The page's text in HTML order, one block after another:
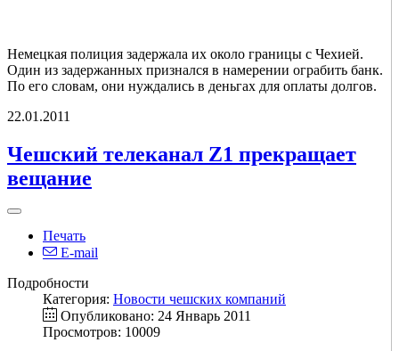
Немецкая полиция задержала их около границы с Чехией.
Один из задержанных признался в намерении ограбить банк.
По его словам, они нуждались в деньгах для оплаты долгов.
22.01.2011
Чешский телеканал Z1 прекращает
вещание
Печать
E-mail
Подробности
Категория: Новости чешских компаний
Опубликовано: 24 Январь 2011
Просмотров: 10009